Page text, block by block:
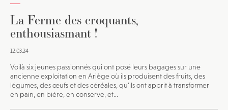
La Ferme des croquants,
enthousiasmant !
12.03.24
Voilà six jeunes passionnés qui ont posé leurs bagages sur une
ancienne exploitation en Ariège où ils produisent des fruits, des
légumes, des œufs et des céréales, qu’ils ont apprit à transformer
en pain, en bière, en conserve, et...